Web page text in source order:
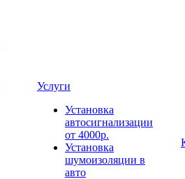
Услуги
Установка
автосигнализации
от 4000р.
Установка
шумоизоляции в
авто